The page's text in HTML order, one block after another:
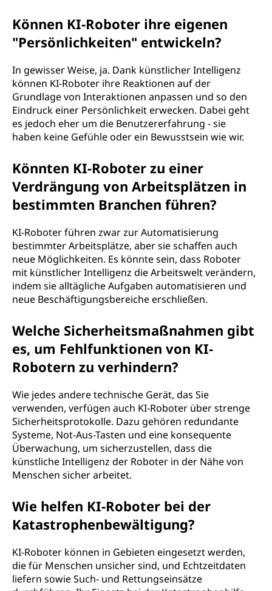
Können KI-Roboter ihre eigenen
"Persönlichkeiten" entwickeln?
In gewisser Weise, ja. Dank künstlicher Intelligenz
können KI-Roboter ihre Reaktionen auf der
Grundlage von Interaktionen anpassen und so den
Eindruck einer Persönlichkeit erwecken. Dabei geht
es jedoch eher um die Benutzererfahrung - sie
haben keine Gefühle oder ein Bewusstsein wie wir.
Könnten KI-Roboter zu einer
Verdrängung von Arbeitsplätzen in
bestimmten Branchen führen?
KI-Roboter führen zwar zur Automatisierung
bestimmter Arbeitsplätze, aber sie schaffen auch
neue Möglichkeiten. Es könnte sein, dass Roboter
mit künstlicher Intelligenz die Arbeitswelt verändern,
indem sie alltägliche Aufgaben automatisieren und
neue Beschäftigungsbereiche erschließen.
Welche Sicherheitsmaßnahmen gibt
es, um Fehlfunktionen von KI-
Robotern zu verhindern?
Wie jedes andere technische Gerät, das Sie
verwenden, verfügen auch KI-Roboter über strenge
Sicherheitsprotokolle. Dazu gehören redundante
Systeme, Not-Aus-Tasten und eine konsequente
Überwachung, um sicherzustellen, dass die
künstliche Intelligenz der Roboter in der Nähe von
Menschen sicher arbeitet.
Wie helfen KI-Roboter bei der
Katastrophenbewältigung?
KI-Roboter können in Gebieten eingesetzt werden,
die für Menschen unsicher sind, und Echtzeitdaten
liefern sowie Such- und Rettungseinsätze